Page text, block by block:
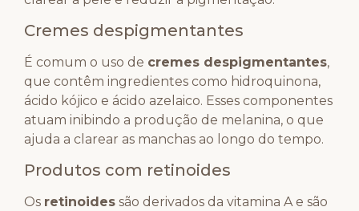
Cremes despigmentantes
É comum o uso de cremes despigmentantes,
que contêm ingredientes como hidroquinona,
ácido kójico e ácido azelaico. Esses componentes
atuam inibindo a produção de melanina, o que
ajuda a clarear as manchas ao longo do tempo.
Produtos com retinoides
Os retinoides são derivados da vitamina A e são